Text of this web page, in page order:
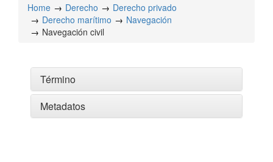
Home Derecho
Derecho privado
Derecho marítimo
Navegación
Navegación civil
Término
Metadatos